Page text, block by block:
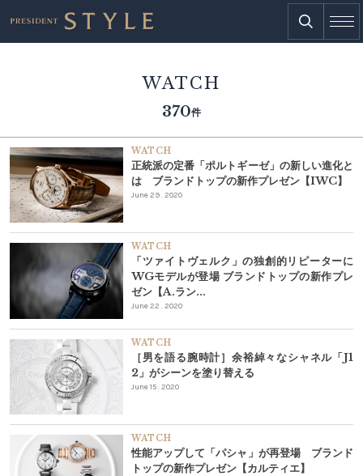
WATCH
370件
WATCH
June 29 . 2020
正統派の定番「ポルトギーゼ」の新しい進化と
は ブランドトップの新作プレゼン【IWC】
WATCH
June 22 . 2020
「ツァイトヴェルク」の独創的リピーターに
WGモデルが登場 ブランドトップの新作プレ
ゼン【A.ラン...
WATCH
June 15 . 2020
［男を語る腕時計］余裕綽々なシャネル「J1
2」がシーンを塗り替える
WATCH
性能アップして「パシャ」が再登場 ブランド
トップの新作プレゼン【カルティエ】